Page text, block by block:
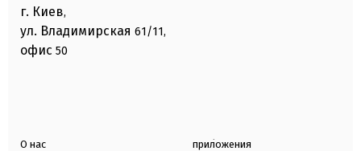
г. Киев,
ул. Владимирская 61/11,
офис 50
О нас приложения